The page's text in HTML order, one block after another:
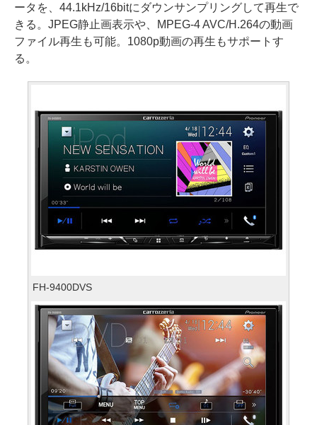
ータを、44.1kHz/16bitにダウンサンプリングして再生で
きる。JPEG静止画表示や、MPEG-4 AVC/H.264の動画
ファイル再生も可能。1080p動画の再生もサポートす
る。
FH-9400DVS